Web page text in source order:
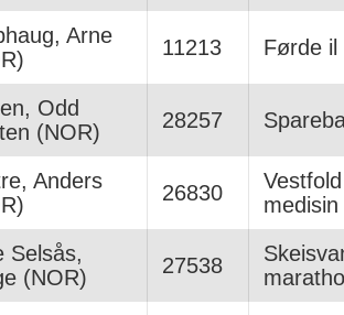
Arne
11213 Førde il
Odd
(NOR)
28257
Anders
26830
medisin
Selsås,
(NOR)
27538